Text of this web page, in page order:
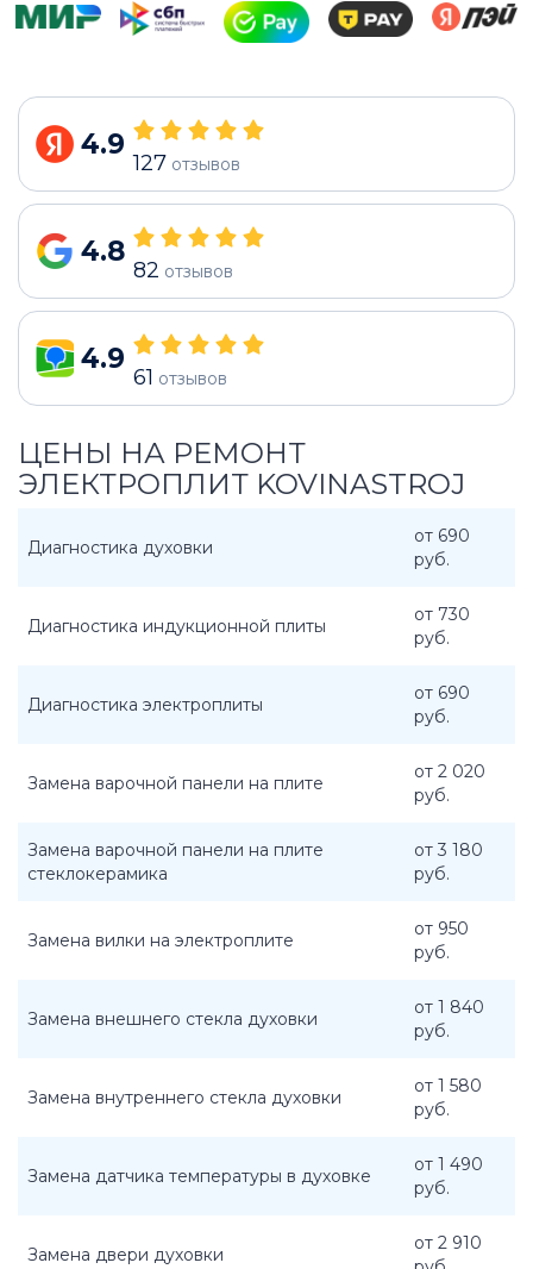
4.9
127 отзывов
4.8
82 отзывов
4.9
61 отзывов
ЦЕНЫ НА РЕМОНТ
ЭЛЕКТРОПЛИТ KOVINASTROJ
Диагностика духовки
от 690
руб.
Диагностика индукционной плиты
от 730
руб.
Диагностика электроплиты
от 690
руб.
Замена варочной панели на плите
от 2 020
руб.
Замена варочной панели на плите
стеклокерамика
от 3 180
руб.
Замена вилки на электроплите
от 950
руб.
Замена внешнего стекла духовки
от 1 840
руб.
Замена внутреннего стекла духовки
от 1 580
руб.
Замена датчика температуры в духовке
от 1 490
руб.
Замена двери духовки
от 2 910